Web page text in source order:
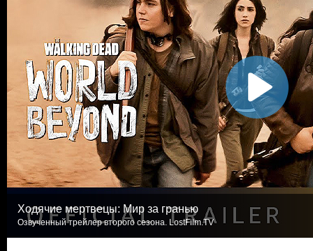
Ходячие мертвецы: Мир за гранью
Озвученный трейлер второго сезона. LostFilm.TV